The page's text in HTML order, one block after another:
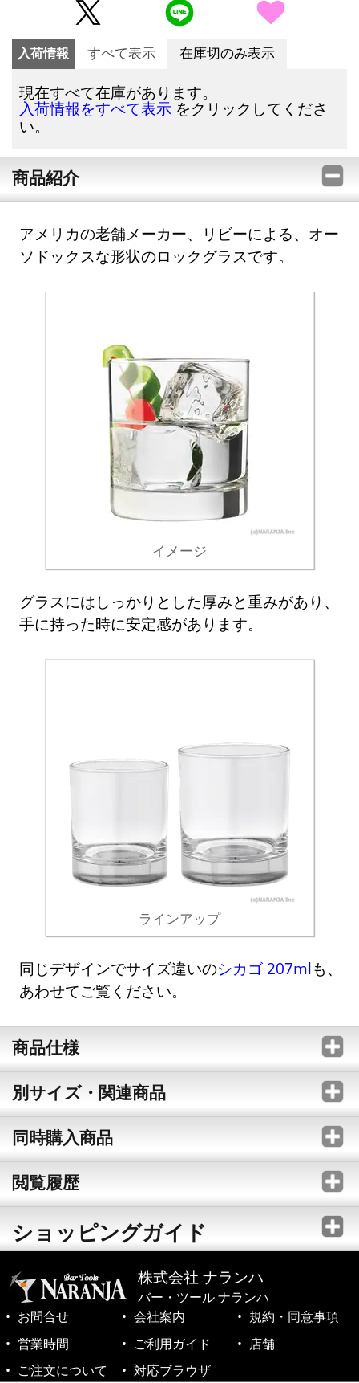
入荷情報 すべて表示 在庫切のみ表示
現在すべて在庫があります。
入荷情報をすべて表示 をクリックしてくださ
い。
商品紹介
アメリカの老舗メーカー、リビーによる、オー
ソドックスな形状のロックグラスです。
イメージ
グラスにはしっかりとした厚みと重みがあり、
手に持った時に安定感があります。
ラインアップ
同じデザインでサイズ違いのシカゴ 207mlも、
あわせてご覧ください。
商品仕様
別サイズ・関連商品
同時購入商品
閲覧履歴
ショッピングガイド
株式会社 ナランハ
バー・ツール ナランハ
お問合せ
会社案内
規約・同意事項
営業時間
ご利用ガイド
店舗
ご注文について
対応ブラウザ